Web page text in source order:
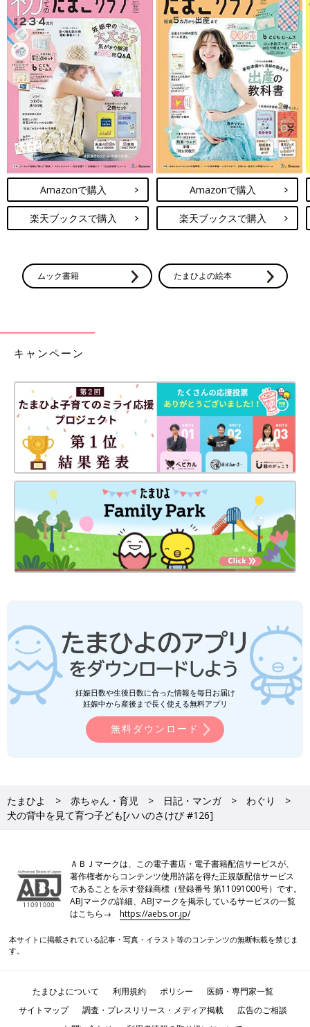
Amazonで購入
楽天ブックスで購入
Amazonで購入
楽天ブックスで購入
ムック書籍 たまひよの絵本
キャンペーン
妊娠日数や生後日数に合った情報を毎日お届け
妊娠中から産後まで長く使える無料アプリ
無料ダウンロード
たまひよ 赤ちゃん・育児 日記・マンガ
わぐり
犬の背中を見て育つ子ども[ハハのさけび #126]
ＡＢＪマークは、この電子書店・電子書籍配信サービスが、
著作権者からコンテンツ使用許諾を得た正規版配信サービス
であることを示す登録商標（登録番号 第11091000号）です。
ABJマークの詳細、ABJマークを掲示しているサービスの一覧
はこちら→https://aebs.or.jp/
本サイトに掲載されている記事・写真・イラスト等のコンテンツの無断転載を禁じま
す。
たまひよについて 利用規約 ポリシー
医師・専門家一覧
サイトマップ
調査・プレスリリース・メディア掲載
広告のご相談